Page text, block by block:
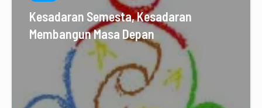
Kesadaran Semesta, Kesadaran
Membangun Masa Depan